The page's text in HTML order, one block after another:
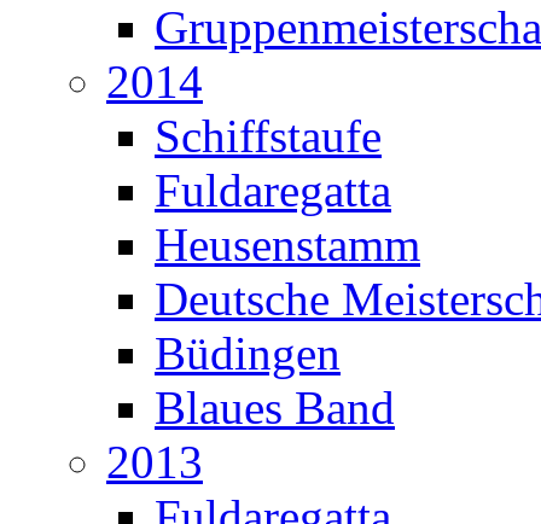
2014
Schiffstaufe
Fuldaregatta
Heusenstamm
Deutsche
Büdingen
Blaues Band
2013